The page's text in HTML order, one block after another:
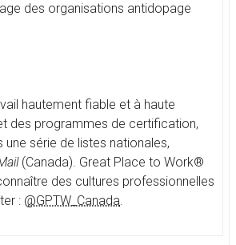
des organisations antidopage
hautement fiable et à haute
des programmes de certification,
série de listes nationales,
(Canada). Great Place to Work®
des cultures professionnelles
: @GPTW_Canada.